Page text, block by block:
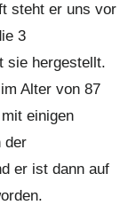
steht er uns vor
3
sie hergestellt.
Alter von 87
einigen
der
er ist dann auf